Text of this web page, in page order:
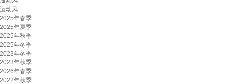
运动风
2025年春季
2025年夏季
2025年秋季
2025年冬季
2023年冬季
2023年秋季
2026年春季
2022年秋季